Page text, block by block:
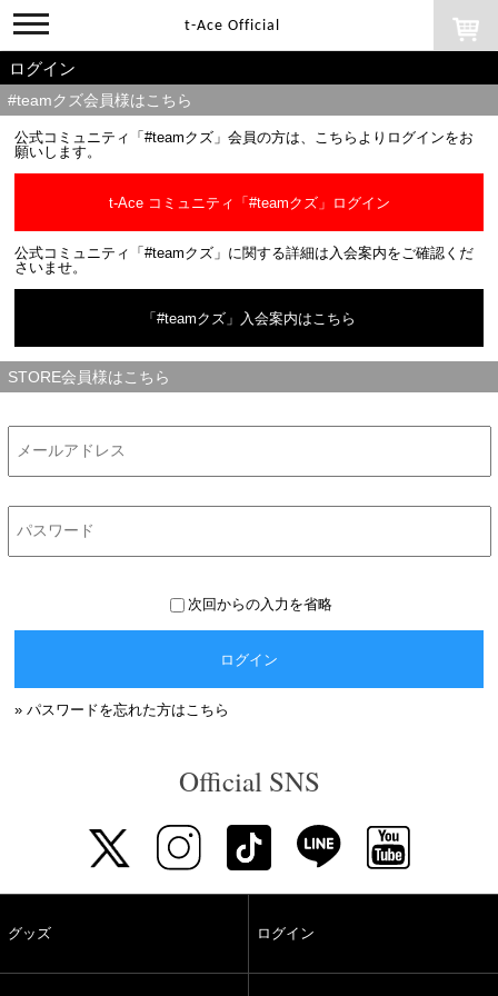
toggle
navigation
t-Ace Official
ログイン
#teamクズ会員様はこちら
公式コミュニティ「#teamクズ」会員の方は、こちらよりログインをお
願いします。
t-Ace コミュニティ「#teamクズ」ログイン
公式コミュニティ「#teamクズ」に関する詳細は入会案内をご確認くだ
さいませ。
「#teamクズ」入会案内はこちら
STORE会員様はこちら
次回からの入力を省略
ログイン
» パスワードを忘れた方はこちら
Official SNS
グッズ ログイン